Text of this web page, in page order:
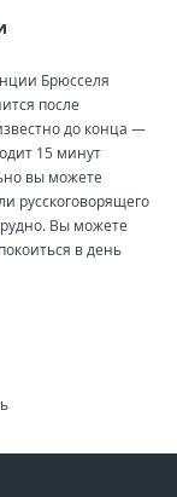
Брюсселя
после
до конца —
15 минут
вы можете
русскоговорящего
Вы можете
в день